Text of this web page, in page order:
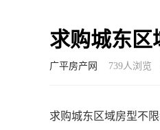
求购城东区
广平房产网 739人浏览
求购城东区域房型不